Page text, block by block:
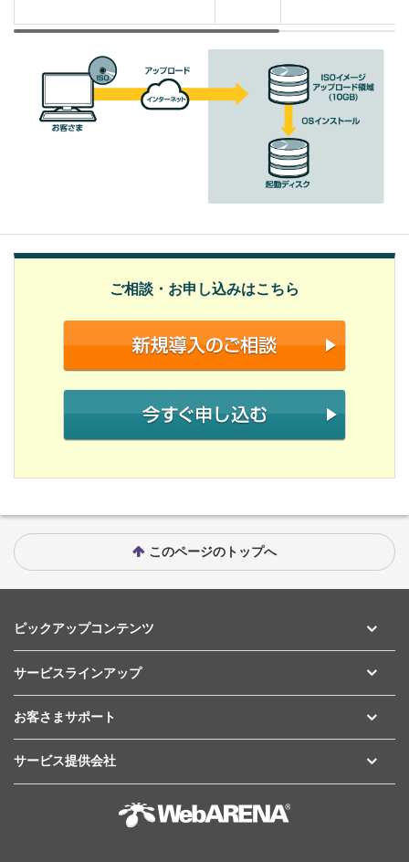
ご相談・お申し込みはこちら
このページのトップへ
ピックアップコンテンツ
サービスラインアップ
お客さまサポート
サービス提供会社